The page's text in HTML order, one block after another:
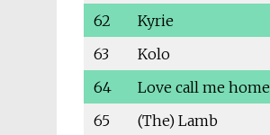
62
Kyrie
63
Kolo
64
Love call me home
65
(The) Lamb